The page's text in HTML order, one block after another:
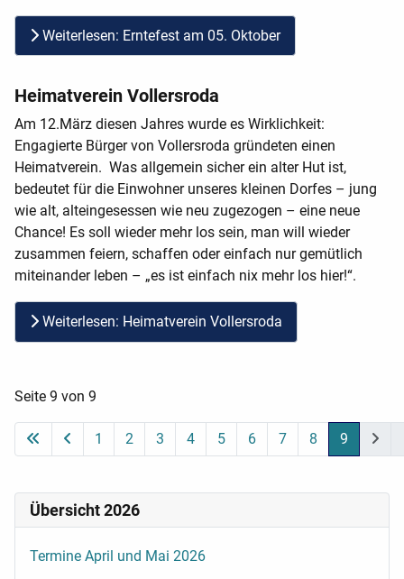
Weiterlesen: Erntefest am 05. Oktober
Heimatverein Vollersroda
Am 12.März diesen Jahres wurde es Wirklichkeit:
Engagierte Bürger von Vollersroda gründeten einen
Heimatverein. Was allgemein sicher ein alter Hut ist,
bedeutet für die Einwohner unseres kleinen Dorfes – jung
wie alt, alteingesessen wie neu zugezogen – eine neue
Chance! Es soll wieder mehr los sein, man will wieder
zusammen feiern, schaffen oder einfach nur gemütlich
miteinander leben – „es ist einfach nix mehr los hier!“.
Weiterlesen: Heimatverein Vollersroda
Seite 9 von 9
1 2 3 4 5 6 7 8 9
Übersicht 2026
Termine April und Mai 2026